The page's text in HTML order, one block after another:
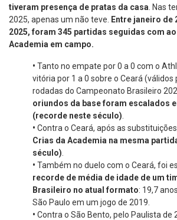
tiveram presença de pratas da casa . Nas
2025, apenas um não teve.
Entre janeiro de
2025, foram 345 partidas seguidas com
Academia em campo.
• Tanto no empate por 0 a 0 com o
vitória por 1 a 0 sobre o Ceará
rodadas do Campeonato Brasileiro
oriundos da base foram escalados
(recorde neste século)
• Contra o Ceará, após as
Crias da Academia na mesma
século)
• Também no duelo com o Ceará, foi
recorde de média de idade de um
Brasileiro no atual formato: 19,7
São Paulo em um jogo de 2019.
• Contra o São Bento, pelo Paulista de